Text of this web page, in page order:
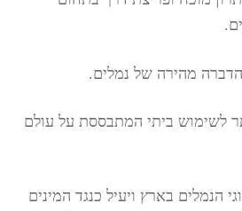
מהירה של נמלים.
לשימוש ביתי המתבססת על עולם
על 95% מסוגי הנמלים בארץ ויעיל כנגד המינים